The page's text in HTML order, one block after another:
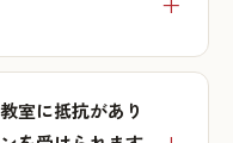
室に抵抗があり